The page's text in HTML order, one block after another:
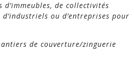
de collectivités
ou d’entreprises pour
de couverture/zinguerie